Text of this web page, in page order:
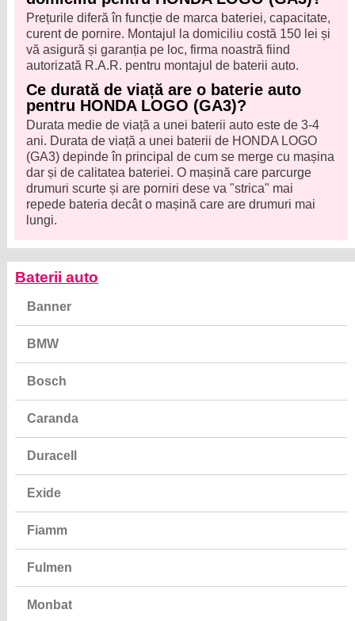
Prețurile diferă în funcție de marca bateriei, capacitate,
curent de pornire. Montajul la domiciliu costă 150 lei și
vă asigură și garanția pe loc, firma noastră fiind
autorizată R.A.R. pentru montajul de baterii auto.
Ce durată de viață are o baterie auto
pentru HONDA LOGO (GA3)?
Durata medie de viață a unei baterii auto este de 3-4
ani. Durata de viață a unei baterii de HONDA LOGO
(GA3) depinde în principal de cum se merge cu mașina
dar și de calitatea bateriei. O mașină care parcurge
drumuri scurte și are porniri dese va "strica" mai
repede bateria decât o mașină care are drumuri mai
lungi.
Baterii auto
Banner
BMW
Bosch
Caranda
Duracell
Exide
Fiamm
Fulmen
Monbat